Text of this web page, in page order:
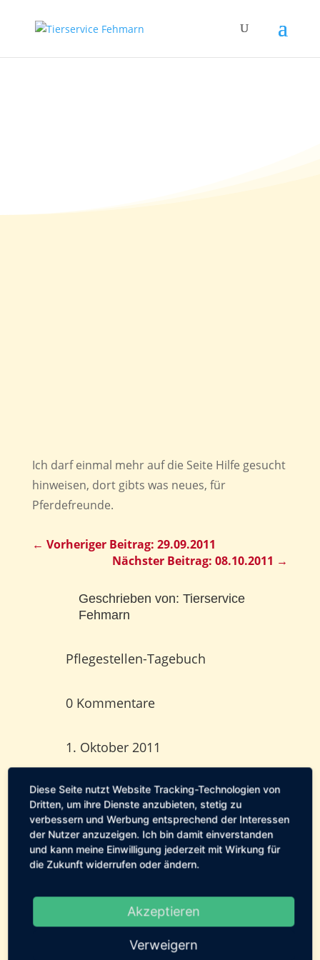
Ich darf einmal mehr auf die Seite Hilfe gesucht
hinweisen, dort gibts was neues, für
Pferdefreunde.
← Vorheriger Beitrag: 29.09.2011
Nächster Beitrag: 08.10.2011 →
Geschrieben von: Tierservice
Fehmarn
Pflegestellen-Tagebuch
0 Kommentare
1. Oktober 2011
[erechtshare]
0 Kommentare
Diese Seite nutzt Website Tracking-Technologien von
Dritten, um ihre Dienste anzubieten, stetig zu
verbessern und Werbung entsprechend der Interessen
der Nutzer anzuzeigen. Ich bin damit einverstanden
und kann meine Einwilligung jederzeit mit Wirkung für
die Zukunft widerrufen oder ändern.
Akzeptieren
Verweigern